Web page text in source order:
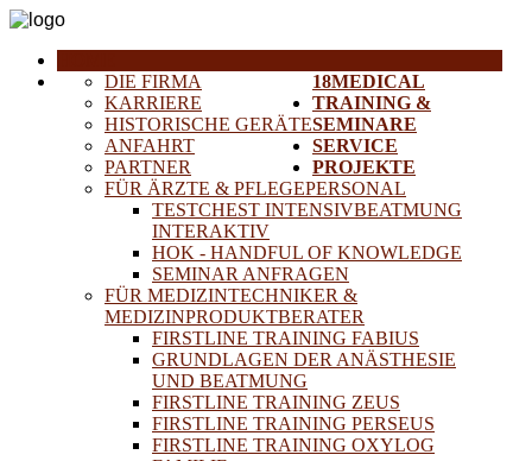
18MEDICAL
DIE FIRMA
KARRIERE
HISTORISCHE GERÄTE
ANFAHRT
PARTNER
TRAINING &
SEMINARE
FÜR ÄRZTE & PFLEGEPERSONAL
TESTCHEST INTENSIVBEATMUNG
INTERAKTIV
HOK - HANDFUL OF KNOWLEDGE
SEMINAR ANFRAGEN
FÜR MEDIZINTECHNIKER &
MEDIZINPRODUKTBERATER
FIRSTLINE TRAINING FABIUS
GRUNDLAGEN DER ANÄSTHESIE
UND BEATMUNG
FIRSTLINE TRAINING ZEUS
FIRSTLINE TRAINING PERSEUS
FIRSTLINE TRAINING OXYLOG
SERVICE
PROJEKTE